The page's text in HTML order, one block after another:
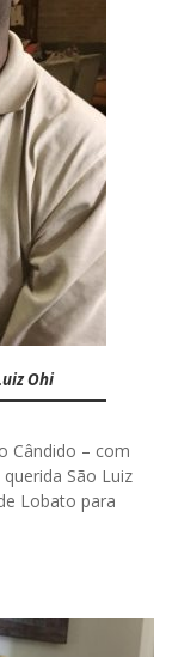
Ohi
Cândido – com
São Luiz
Lobato para